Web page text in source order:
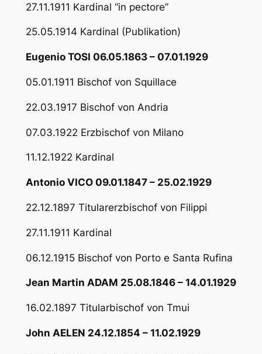
27.11.1911 Kardinal “in pectore”
25.05.1914 Kardinal (Publikation)
Eugenio TOSI 06.05.1863 – 07.01.1929
05.01.1911 Bischof von Squillace
22.03.1917 Bischof von Andria
07.03.1922 Erzbischof von Milano
11.12.1922 Kardinal
Antonio VICO 09.01.1847 – 25.02.1929
22.12.1897 Titularerzbischof von Filippi
27.11.1911 Kardinal
06.12.1915 Bischof von Porto e Santa Rufina
Jean Martin ADAM 25.08.1846 – 14.01.1929
16.02.1897 Titularbischof von Tmui
John AELEN 24.12.1854 – 11.02.1929